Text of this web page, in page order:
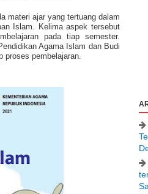
materi ajar yang tertuang dalam
Islam. Kelima aspek tersebut
pada tiap semester.
Agama Islam dan Budi
proses pembelajaran.